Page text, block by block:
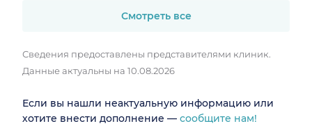
Смотреть все
Сведения предоставлены представителями клиник.
Данные актуальны на 10.08.2026
Если вы нашли неактуальную информацию или
хотите внести дополнение — сообщите нам!